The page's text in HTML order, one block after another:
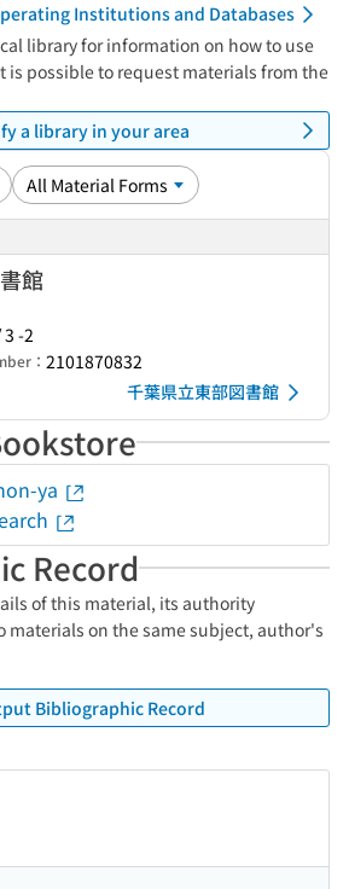
Institutions and Databases
library for information on how to use
is possible to request materials from the
a library in your area
館
-2
： 2101870832
千葉県立東部図書館
ya
Record
of this material, its authority
materials on the same subject, author's
Bibliographic Record